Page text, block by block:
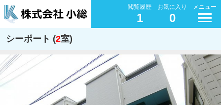
閲覧履歴
1
お気に入り
0
メニュー
シーポート (2室)